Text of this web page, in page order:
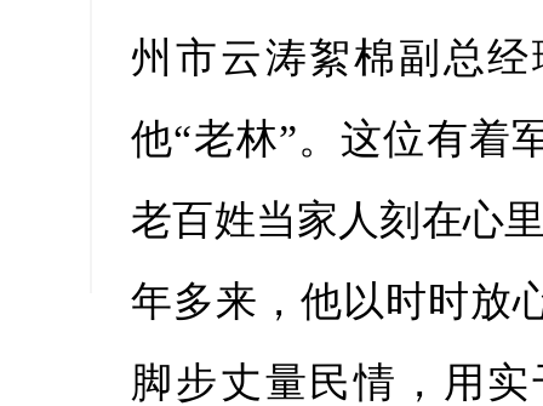
州市云涛絮棉副总
他“老林”。这位有着
老百姓当家人刻在心
年多来，他以时时放
脚步丈量民情，用